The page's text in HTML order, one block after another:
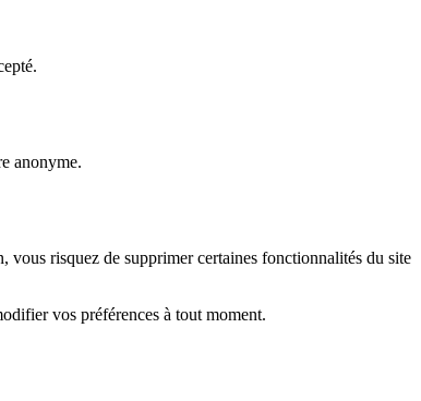
anonyme.
risquez de supprimer certaines fonctionnalités du site
vos préférences à tout moment.